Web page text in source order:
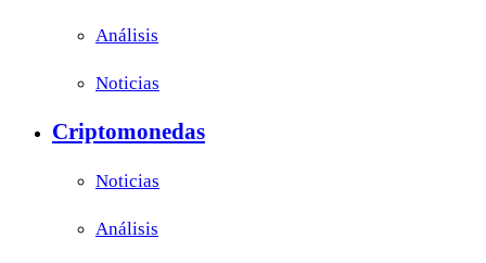
Análisis
Noticias
Criptomonedas
Noticias
Análisis